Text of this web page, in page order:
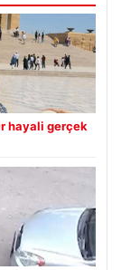
hayali gerçek